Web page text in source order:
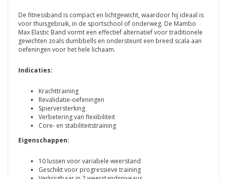
De fitnessband is compact en lichtgewicht, waardoor hij ideaal is
voor thuisgebruik, in de sportschool of onderweg. De Mambo
Max Elastic Band vormt een effectief alternatief voor traditionele
gewichten zoals dumbbells en ondersteunt een breed scala aan
oefeningen voor het hele lichaam.
Indicaties:
Krachttraining
Revalidatie-oefeningen
Spierversterking
Verbetering van flexibiliteit
Core- en stabiliteitstraining
Eigenschappen:
10 lussen voor variabele weerstand
Geschikt voor progressieve training